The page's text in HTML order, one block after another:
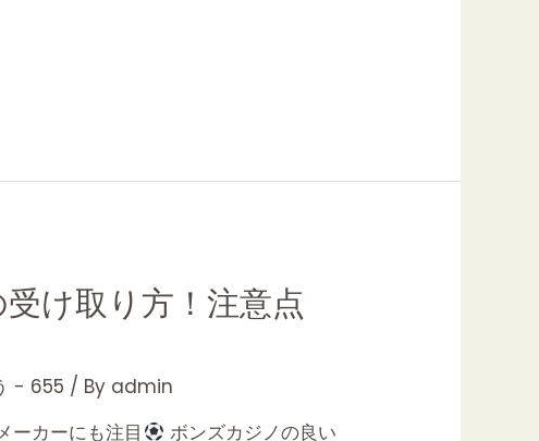
け取り方！注意点
- 655 / By admin
ーカーにも注目
ボンズカジノの良い